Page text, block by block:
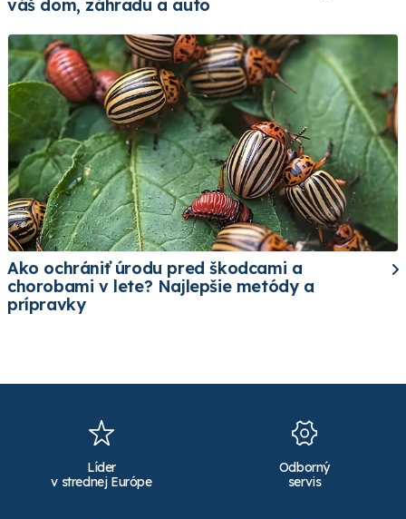
váš dom, záhradu a auto
Ako ochrániť úrodu pred škodcami a
chorobami v lete? Najlepšie metódy a
prípravky
Líder
v strednej Európe
Odborný
servis